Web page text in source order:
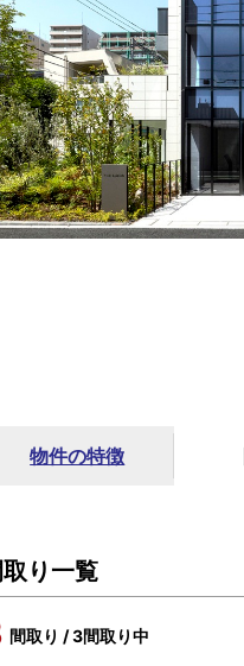
物件の特徴
取り一覧
間取り / 3間取り中